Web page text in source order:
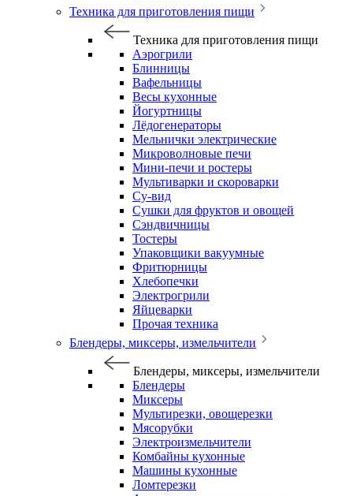
Техника для приготовления пищи
Техника для приготовления пищи
Аэрогрили
Блинницы
Вафельницы
Весы кухонные
Йогуртницы
Лёдогенераторы
Мельнички электрические
Микроволновые печи
Мини-печи и ростеры
Мультиварки и скороварки
Су-вид
Сушки для фруктов и овощей
Сэндвичницы
Тостеры
Упаковщики вакуумные
Фритюрницы
Хлебопечки
Электрогрили
Яйцеварки
Прочая техника
Блендеры, миксеры, измельчители
Блендеры, миксеры, измельчители
Блендеры
Миксеры
Мультирезки, овощерезки
Мясорубки
Электроизмельчители
Комбайны кухонные
Машины кухонные
Ломтерезки